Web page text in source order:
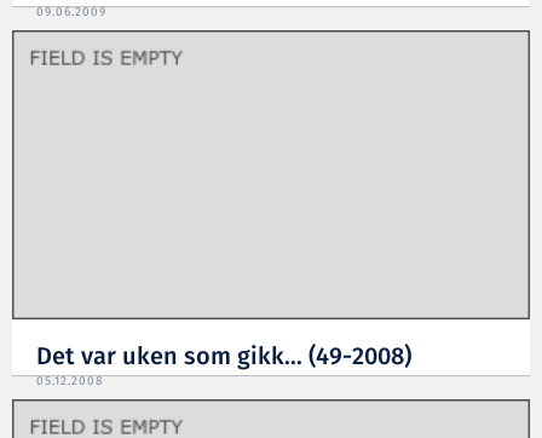
09.06.2009
Det var uken som gikk... (49-2008)
05.12.2008